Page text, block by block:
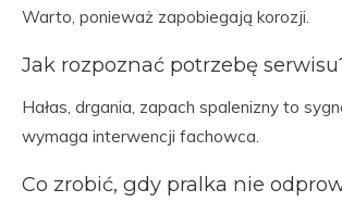
Warto, ponieważ zapobiegają korozji.
Jak rozpoznać potrzebę
Hałas, drgania, zapach spalenizny to
wymaga interwencji fachowca.
Co zrobić, gdy pralka nie